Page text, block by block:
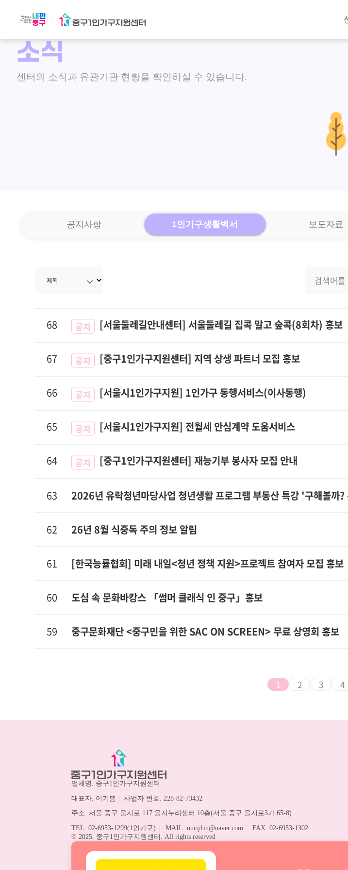
소식
센터의 소식과 유관기관 현황을 확인하실 수 있습니다.
공지사항 1인가구생활백서 보도자료
68 공지 [서울둘레길안내센터] 서울둘레길 집콕 말고 숲콕(8회차) 홍보
67 공지 [중구1인가구지원센터] 지역 상생 파트너 모집 홍보
66 공지 [서울시1인가구지원] 1인가구 동행서비스(이사동행)
65 공지 [서울시1인가구지원] 전월세 안심계약 도움서비스
64 공지 [중구1인가구지원센터] 재능기부 봉사자 모집 안내
63 2026년 유락청년마당사업 청년생활 프로그램 부동산 특강 '구해볼까? 홈
62 26년 8월 식중독 주의 정보 알림
61 [한국능률협회] 미래 내일<청년 정책 지원>프로젝트 참여자 모집 홍보
60 도심 속 문화바캉스 「썸머 클래식 인 중구」홍보
59 중구문화재단 <중구민을 위한 SAC ON SCREEN> 무료 상영회 홍보
1 2 3 4
업체명. 중구1인가구지원센터
대표자. 이기쁨 사업자 번호. 228-82-73432
주소. 서울 중구 을지로 117 을지누리센터 10층(서울 중구 을지로3가 65-8)
TEL. 02-6953-1299(1인가구) MAIL. nurij1in@naver.com
FAX. 02-6953-1302
© 2025. 중구1인가구지원센터. All rights reserved